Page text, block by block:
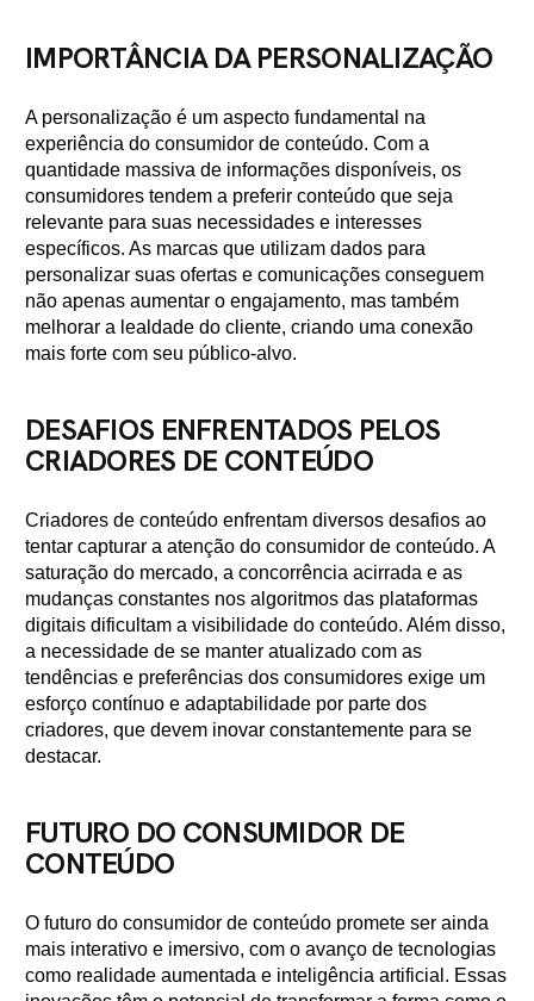
IMPORTÂNCIA DA PERSONALIZAÇÃO
A personalização é um aspecto fundamental na
experiência do consumidor de conteúdo. Com a
quantidade massiva de informações disponíveis, os
consumidores tendem a preferir conteúdo que seja
relevante para suas necessidades e interesses
específicos. As marcas que utilizam dados para
personalizar suas ofertas e comunicações conseguem
não apenas aumentar o engajamento, mas também
melhorar a lealdade do cliente, criando uma conexão
mais forte com seu público-alvo.
DESAFIOS ENFRENTADOS PELOS
CRIADORES DE CONTEÚDO
Criadores de conteúdo enfrentam diversos desafios ao
tentar capturar a atenção do consumidor de conteúdo. A
saturação do mercado, a concorrência acirrada e as
mudanças constantes nos algoritmos das plataformas
digitais dificultam a visibilidade do conteúdo. Além disso,
a necessidade de se manter atualizado com as
tendências e preferências dos consumidores exige um
esforço contínuo e adaptabilidade por parte dos
criadores, que devem inovar constantemente para se
destacar.
FUTURO DO CONSUMIDOR DE
CONTEÚDO
O futuro do consumidor de conteúdo promete ser ainda
mais interativo e imersivo, com o avanço de tecnologias
como realidade aumentada e inteligência artificial. Essas